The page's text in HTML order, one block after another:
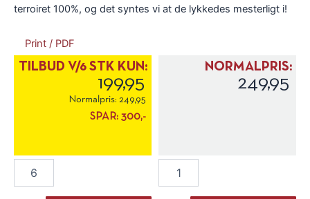
terroiret 100%, og det syntes vi at de lykkedes mesterligt i!
Print / PDF
TILBUD V/6 STK KUN:
199,95
Normalpris: 249,95
SPAR: 300,-
Berizzi
NORMALPRIS:
249,95
Berizzi